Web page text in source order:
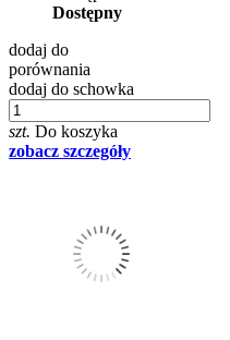
Dostępny
dodaj do
porównania
dodaj do schowka
szt. Do koszyka
zobacz szczegóły